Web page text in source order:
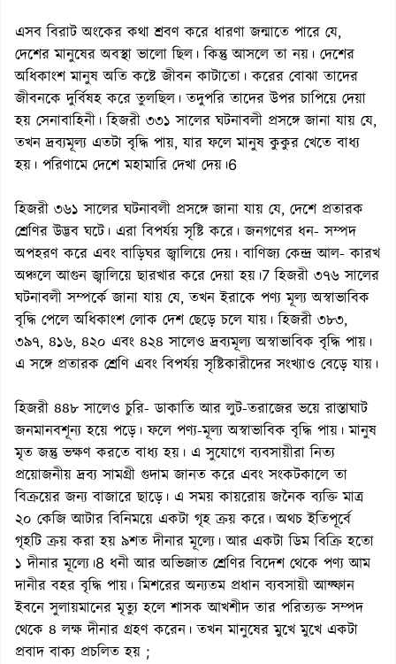
এসব বিরাট অংকের কথা শ্রবণ করে ধারণা জন্মাতে পারে যে,
দেশের মানুষের অবস্থা ভালো ছিল। কিন্তু আসলে তা নয়। দেশের
অধিকাংশ মানুষ অতি কষ্টে জীবন কাটাতো। করের বোঝা তাদের
জীবনকে দুর্বিষহ করে তুলছিল। তদুপরি তাদের উপর চাপিয়ে দেয়া
হয় সেনাবাহিনী। হিজরী ৩৩১ সালের ঘটনাবলী প্রসঙ্গে জানা যায় যে,
তখন দ্রব্যমূল্য এতটা বৃদ্ধি পায়, যার ফলে মানুষ কুকুর খেতে বাধ্য
হয়। পরিণামে দেশে মহামারি দেখা দেয়।6
হিজরী ৩৬১ সালের ঘটনাবলী প্রসঙ্গে জানা যায় যে, দেশে প্রতারক
শ্রেণির উদ্ভব ঘটে। এরা বিপর্যয় সৃষ্টি করে। জনগণের ধন- সম্পদ
অপহরণ করে এবং বাড়িঘর জ্বালিয়ে দেয়। বাণিজ্য কেন্দ্র আল- কারখ
অঞ্চলে আগুন জ্বালিয়ে ছারখার করে দেয়া হয়।7 হিজরী ৩৭৬ সালের
ঘটনাবলী সম্পর্কে জানা যায় যে, তখন ইরাকে পণ্য মূল্য অস্বাভাবিক
বৃদ্ধি পেলে অধিকাংশ লোক দেশ ছেড়ে চলে যায়। হিজরী ৩৮৩,
৩৯৭, ৪১৬, ৪২০ এবং ৪২৪ সালেও দ্রব্যমূল্য অস্বাভাবিক বৃদ্ধি পায়।
এ সঙ্গে প্রতারক শ্রেণি এবং বিপর্যয় সৃষ্টিকারীদের সংখ্যাও বেড়ে যায়।
হিজরী ৪৪৮ সালেও চুরি- ডাকাতি আর লুট-তরাজের ভয়ে রাস্তাঘাট
জনমানবশূন্য হয়ে পড়ে। ফলে পণ্য-মূল্য অস্বাভাবিক বৃদ্ধি পায়। মানুষ
মৃত জন্তু ভক্ষণ করতে বাধ্য হয়। এ সুযোগে ব্যবসায়ীরা নিত্য
প্রয়োজনীয় দ্রব্য সামগ্রী গুদাম জানত করে এবং সংকটকালে তা
বিক্রয়ের জন্য বাজারে ছাড়ে। এ সময় কায়রোয় জনৈক ব্যক্তি মাত্র
২০ কেজি আটার বিনিময়ে একটা গৃহ ক্রয় করে। অথচ ইতিপূর্বে
গৃহটি ক্রয় করা হয় ৯শত দীনার মূল্যে। আর একটা ডিম বিক্রি হতো
১ দীনার মূল্যে।8 ধনী আর অভিজাত শ্রেণির বিদেশ থেকে পণ্য আম
দানীর বহর বৃদ্ধি পায়। মিশরের অন্যতম প্রধান ব্যবসায়ী আফ্ফান
ইবনে সুলায়মানের মৃত্যু হলে শাসক আখশীদ তার পরিত্যক্ত সম্পদ
থেকে ৪ লক্ষ দীনার গ্রহণ করেন। তখন মানুষের মুখে মুখে একটা
প্রবাদ বাক্য প্রচলিত হয় ;